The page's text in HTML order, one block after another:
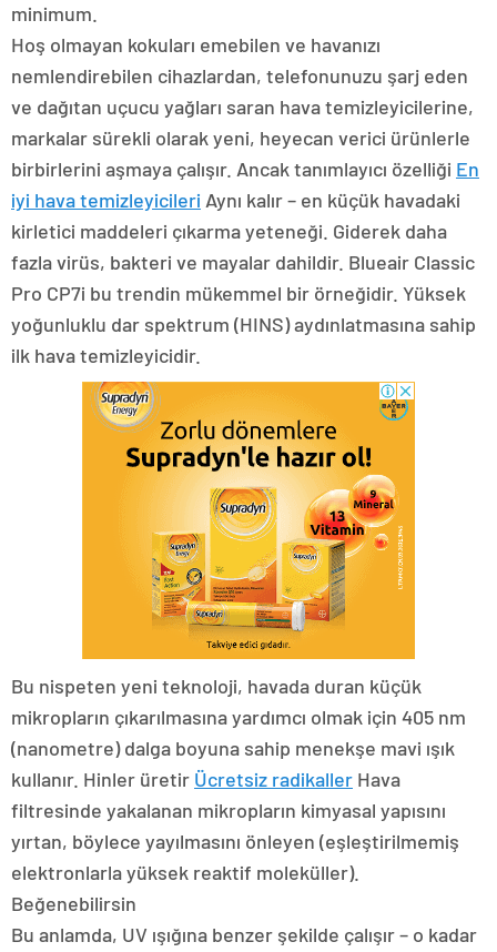
minimum.
Hoş olmayan kokuları emebilen ve havanızı
nemlendirebilen cihazlardan, telefonunuzu şarj eden
ve dağıtan uçucu yağları saran hava temizleyicilerine,
markalar sürekli olarak yeni, heyecan verici ürünlerle
birbirlerini aşmaya çalışır. Ancak tanımlayıcı özelliği En
iyi hava temizleyicileri Aynı kalır – en küçük havadaki
kirletici maddeleri çıkarma yeteneği. Giderek daha
fazla virüs, bakteri ve mayalar dahildir. Blueair Classic
Pro CP7i bu trendin mükemmel bir örneğidir. Yüksek
yoğunluklu dar spektrum (HINS) aydınlatmasına sahip
ilk hava temizleyicidir.
Bu nispeten yeni teknoloji, havada duran küçük
mikropların çıkarılmasına yardımcı olmak için 405 nm
(nanometre) dalga boyuna sahip menekşe mavi ışık
kullanır. Hinler üretir Ücretsiz radikaller Hava
filtresinde yakalanan mikropların kimyasal yapısını
yırtan, böylece yayılmasını önleyen (eşleştirilmemiş
elektronlarla yüksek reaktif moleküller).
Beğenebilirsin
Bu anlamda, UV ışığına benzer şekilde çalışır – o kadar